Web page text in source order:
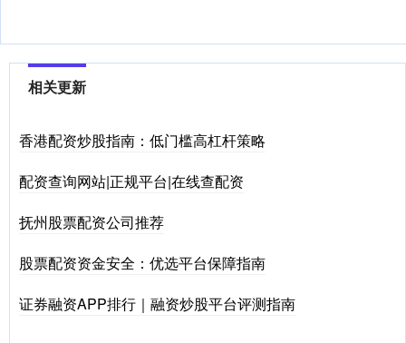
相关更新
香港配资炒股指南：低门槛高杠杆策略
配资查询网站|正规平台|在线查配资
抚州股票配资公司推荐
股票配资资金安全：优选平台保障指南
证券融资APP排行｜融资炒股平台评测指南